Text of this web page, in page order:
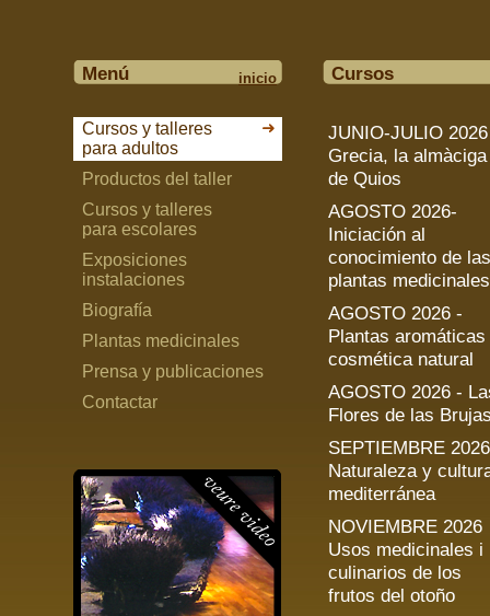
Menú inicio
Cursos y talleres
para adultos
Productos del taller
Cursos y talleres
para escolares
Exposiciones
instalaciones
Biografía
Plantas medicinales
Prensa y publicaciones
Contactar
Cursos
JUNIO-JULIO 2026
Grecia, la almàciga
de Quios
AGOSTO 2026-
Iniciación al
conocimiento de las
plantas medicinales
AGOSTO 2026 -
Plantas
cosmética natural
AGOSTO 2026 -
Flores de las
SEPTIEMBRE 2026
Naturaleza y
mediterránea
NOVIEMBRE 2026
Usos medicinales i
culinarios de los
frutos del otoño